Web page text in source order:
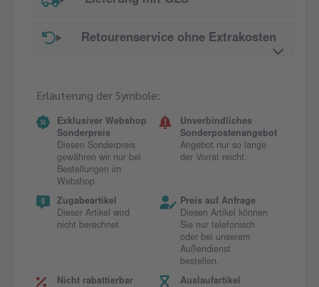
Retourenservice ohne Extrakosten
Erläuterung der Symbole:
Exklusiver Webshop
Sonderpreis
Diesen Sonderpreis
gewähren wir nur bei
Bestellungen im
Webshop.
Unverbindliches
Sonderpostenangebot
Angebot nur so lange
der Vorrat reicht.
Zugabeartikel
Dieser Artikel wird
nicht berechnet.
Preis auf Anfrage
Diesen Artikel können
Sie nur telefonisch
oder bei unserem
Außendienst
bestellen.
Nicht rabattierbar
Auslaufartikel